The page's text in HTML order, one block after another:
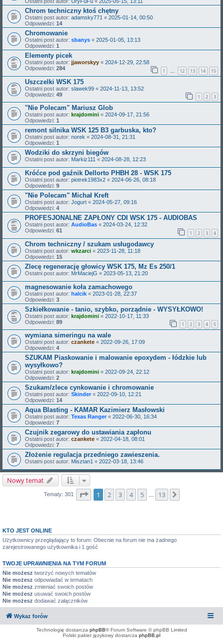
Chrom techniczny ktoś chętny
Ostatni post autor: adamsky771 « 2025-01-14, 00:50
Odpowiedzi: 14
Chromowanie
Ostatni post autor: sbanys « 2025-01-05, 13:13
Odpowiedzi: 1
Elementy picek
Ostatni post autor: jjaworskyy « 2024-12-29, 22:58
Odpowiedzi: 284 1 … 12 13 14 15
Uszczelki WSK 175
Ostatni post autor: slawek99 « 2024-11-13, 13:52
Odpowiedzi: 49 1 2 3
"Nie Polecam" Mariusz Glob
Ostatni post autor: krajdomini « 2024-09-17, 21:56
Odpowiedzi: 1
remont silnika WSK 125 B3 garbuska, kto?
Ostatni post autor: norek « 2024-08-31, 21:31
Odpowiedzi: 1
Wodziki do skrzyni biegów
Ostatni post autor: Markiz111 « 2024-08-28, 12:23
Króćce pod gaźnik Dellorto PHBH 28 - WSK 175
Ostatni post autor: piotrek1983x2 « 2024-06-26, 08:18
Odpowiedzi: 9
"Nie Polecam" Michał Kreft
Ostatni post autor: Jogurt « 2024-05-27, 09:16
Odpowiedzi: 4
PROFESJONALNE ZAPŁONY CDI WSK 175 - AUDIOBAS
Ostatni post autor: AudioBas « 2024-03-24, 12:32
Odpowiedzi: 61 1 2 3 4
Chrom techniczny / szukam usługodawcy
Ostatni post autor: wkzarci « 2023-11-28, 11:18
Odpowiedzi: 15
Zlecę regenerację głowicy WSK 175, Mz Es 250/1
Ostatni post autor: MrMaciejG « 2023-05-13, 21:20
magnesowanie koła zamachowego
Ostatni post autor: halcik « 2023-01-28, 22:37
Odpowiedzi: 3
Szkiełkowanie - tanio, szybko, porządnie - WYSYŁKOWO!
Ostatni post autor: krajdomini « 2022-10-17, 11:33
Odpowiedzi: 89 1 2 3 4 5
wymiana simeringu na wale
Ostatni post autor: czankete « 2022-09-26, 17:09
Odpowiedzi: 4
SZUKAM Piaskowanie i malowanie epoxydem - łódzkie lub
wysyłkowo?
Ostatni post autor: krajdomini « 2022-09-24, 22:12
Odpowiedzi: 2
Szukam/zlece cynkowanie i chromowanie
Ostatni post autor: Skinder« 2022-09-10, 12:21
Odpowiedzi: 14
Aqua Blasting - KAMAR Kazimierz Masłowski
Ostatni post autor: Texas Ranger« 2022-06-30, 16:34
Odpowiedzi: 7
Czujnik zegarowy do ustawiania zapłonu
Ostatni post autor: czankete « 2022-04-18, 08:01
Odpowiedzi: 7
Złożenie regulacja przedniego zawieszenia.
Ostatni post autor: Misztan1 « 2022-03-18, 13:46
Nowy temat
Tematy: 301 Strona1 z13
1 2 3 4 5 … 13
KTO JEST ONLINE
Użytkownicy przeglądający to forum: Obecnie na forum nie ma żadnego
zarejestrowanego użytkownika i 1 gość
TWOJE UPRAWNIENIA NA TYM FORUM
Nie możesz tworzyć nowych tematów
Nie możesz odpowiadać w tematach
Nie możesz zmieniać swoich postów
Nie możesz usuwać swoich postów
Nie możesz dodawać załączników
Wykaz forów
Technologię dostarcza phpBB® Forum Software © phpBB Limited
Polski pakiet językowy dostarcza phpBB.pl